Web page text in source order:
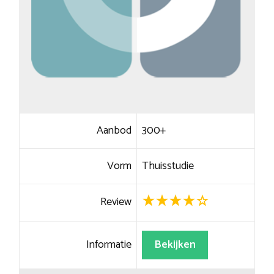
Aanbod 300+
Vorm Thuisstudie
Review
Informatie Bekijken